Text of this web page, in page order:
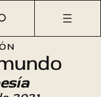
Colección de
(5)